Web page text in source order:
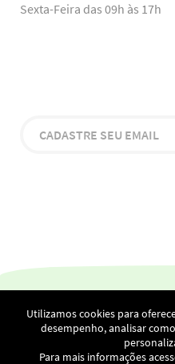
Sexta-Feira das 09h às 17h
Netscan Digital Ltda -
Escritório
Condomínio Stadium –
Utilizamos cookies para
desempenho, analisar
Para mais informações